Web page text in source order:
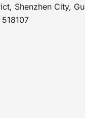
Shenzhen City,